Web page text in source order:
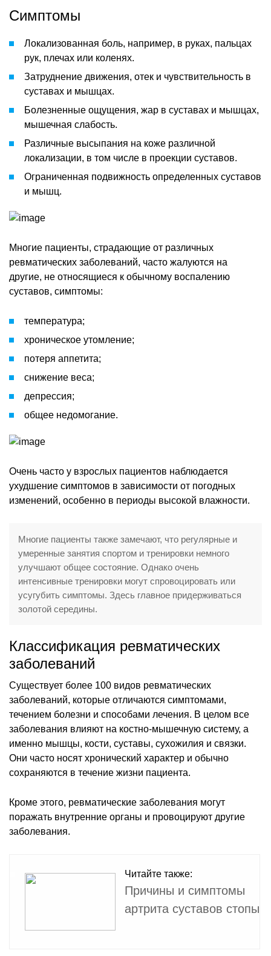
Симптомы
Локализованная боль, например, в руках, пальцах
рук, плечах или коленях.
Затруднение движения, отек и чувствительность в
суставах и мышцах.
Болезненные ощущения, жар в суставах и мышцах,
мышечная слабость.
Различные высыпания на коже различной
локализации, в том числе в проекции суставов.
Ограниченная подвижность определенных суставов
и мышц.
Многие пациенты, страдающие от различных
ревматических заболеваний, часто жалуются на
другие, не относящиеся к обычному воспалению
суставов, симптомы:
температура;
хроническое утомление;
потеря аппетита;
снижение веса;
депрессия;
общее недомогание.
Очень часто у взрослых пациентов наблюдается
ухудшение симптомов в зависимости от погодных
изменений, особенно в периоды высокой влажности.
Многие пациенты также замечают, что регулярные и
умеренные занятия спортом и тренировки немного
улучшают общее состояние. Однако очень
интенсивные тренировки могут спровоцировать или
усугубить симптомы. Здесь главное придерживаться
золотой середины.
Классификация ревматических
заболеваний
Существует более 100 видов ревматических
заболеваний, которые отличаются симптомами,
течением болезни и способами лечения. В целом все
заболевания влияют на костно-мышечную систему, а
именно мышцы, кости, суставы, сухожилия и связки.
Они часто носят хронический характер и обычно
сохраняются в течение жизни пациента.
Кроме этого, ревматические заболевания могут
поражать внутренние органы и провоцируют другие
заболевания.
Читайте также:
Причины и симптомы
артрита суставов стопы